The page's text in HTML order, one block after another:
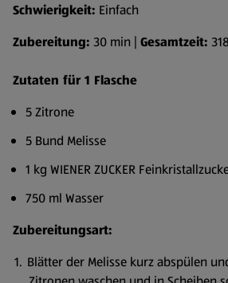
Schwierigkeit: Einfach
Zubereitung: 30 min | Gesamtzeit:
Zutaten für 1 Flasche
5 Zitrone
5 Bund Melisse
1 kg WIENER ZUCKER
750 ml Wasser
Zubereitungsart:
Blätter der Melisse kurz abspülen